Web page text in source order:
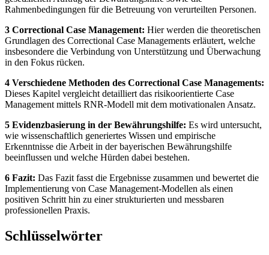
Rahmenbedingungen für die Betreuung von verurteilten Personen.
3 Correctional Case Management: Hier werden die theoretischen
Grundlagen des Correctional Case Managements erläutert, welche
insbesondere die Verbindung von Unterstützung und Überwachung
in den Fokus rücken.
4 Verschiedene Methoden des Correctional Case Managements:
Dieses Kapitel vergleicht detailliert das risikoorientierte Case
Management mittels RNR-Modell mit dem motivationalen Ansatz.
5 Evidenzbasierung in der Bewährungshilfe: Es wird untersucht,
wie wissenschaftlich generiertes Wissen und empirische
Erkenntnisse die Arbeit in der bayerischen Bewährungshilfe
beeinflussen und welche Hürden dabei bestehen.
6 Fazit: Das Fazit fasst die Ergebnisse zusammen und bewertet die
Implementierung von Case Management-Modellen als einen
positiven Schritt hin zu einer strukturierten und messbaren
professionellen Praxis.
Schlüsselwörter